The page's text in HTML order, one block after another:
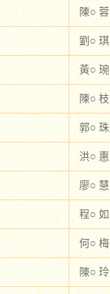
陳○ 蓉
劉○ 琪
黃○ 琬
陳○ 枝
郭○ 珠
洪○ 惠
廖○ 慧
程○ 如
何○ 梅
陳○ 玲